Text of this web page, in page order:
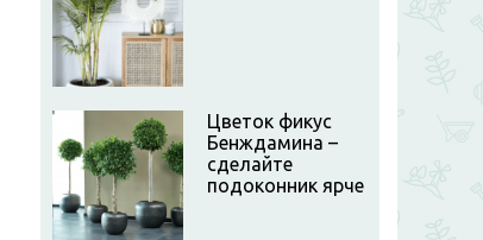
Цветок фикус
Бенждамина –
сделайте
подоконник ярче